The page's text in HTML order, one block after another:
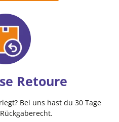
Retoure
Bei uns hast du 30 Tage